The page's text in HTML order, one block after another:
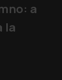
a
la